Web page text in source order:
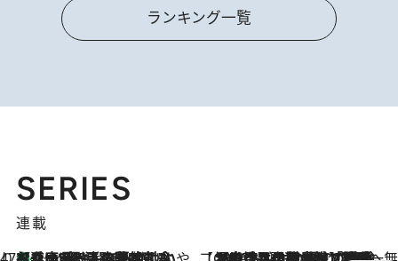
ランキング一覧
SERIES
連載